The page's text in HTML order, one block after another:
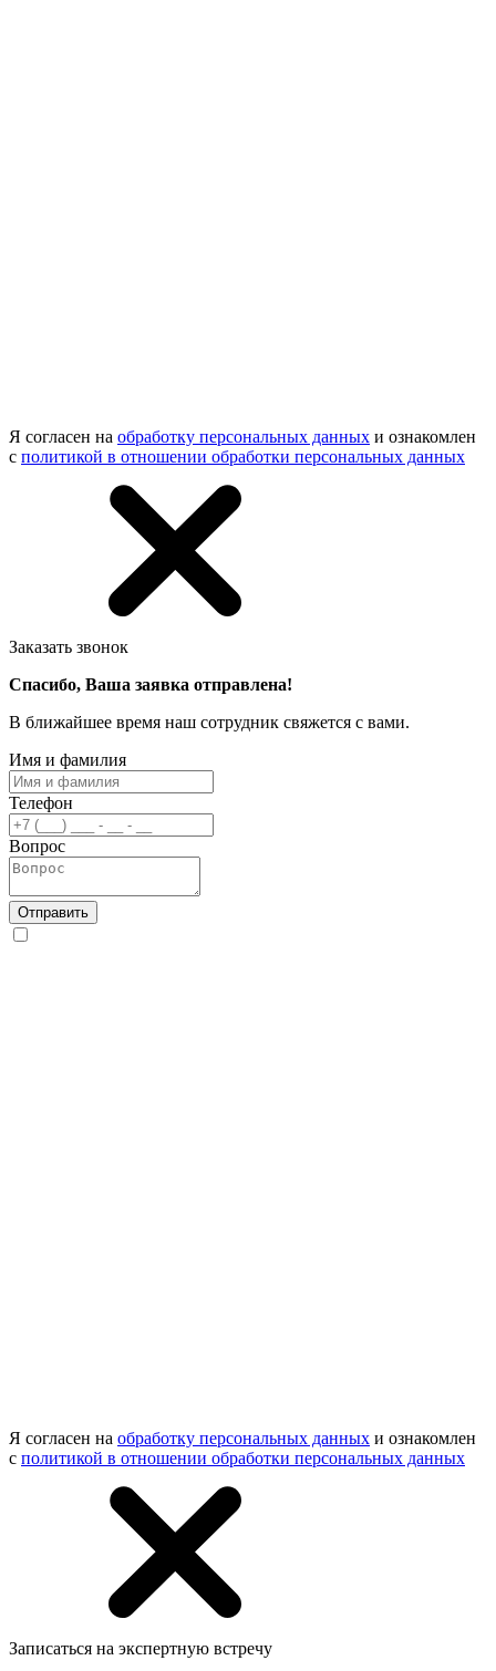
Я согласен на обработку персональных данных и ознакомлен
с политикой в отношении обработки персональных данных
Заказать звонок
Спасибо, Ваша заявка отправлена!
В ближайшее время наш сотрудник свяжется с вами.
Имя и фамилия
Телефон
Вопрос
Отправить
Я согласен на обработку персональных данных и ознакомлен
с политикой в отношении обработки персональных данных
Записаться на экспертную встречу